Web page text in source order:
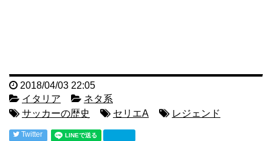
2018/04/03 22:05
イタリア
ネタ系
サッカーの歴史
セリエA レジェンド
Twitter